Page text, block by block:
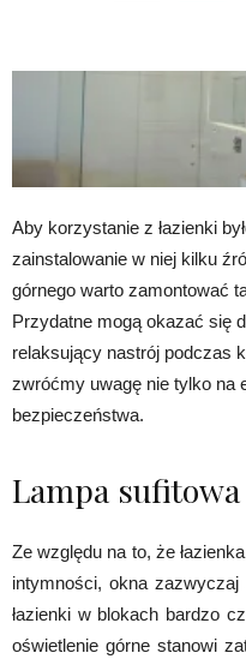
Aby korzystanie z łazienki
zainstalowanie w niej kilku
górnego warto zamontować
Przydatne mogą okazać się
relaksujący nastrój podczas
zwróćmy uwagę nie tylko na
bezpieczeństwa.
Lampa sufitowa
Ze względu na to, że
intymności, okna zazwyczaj
łazienki w blokach bardzo
oświetlenie górne stanowi